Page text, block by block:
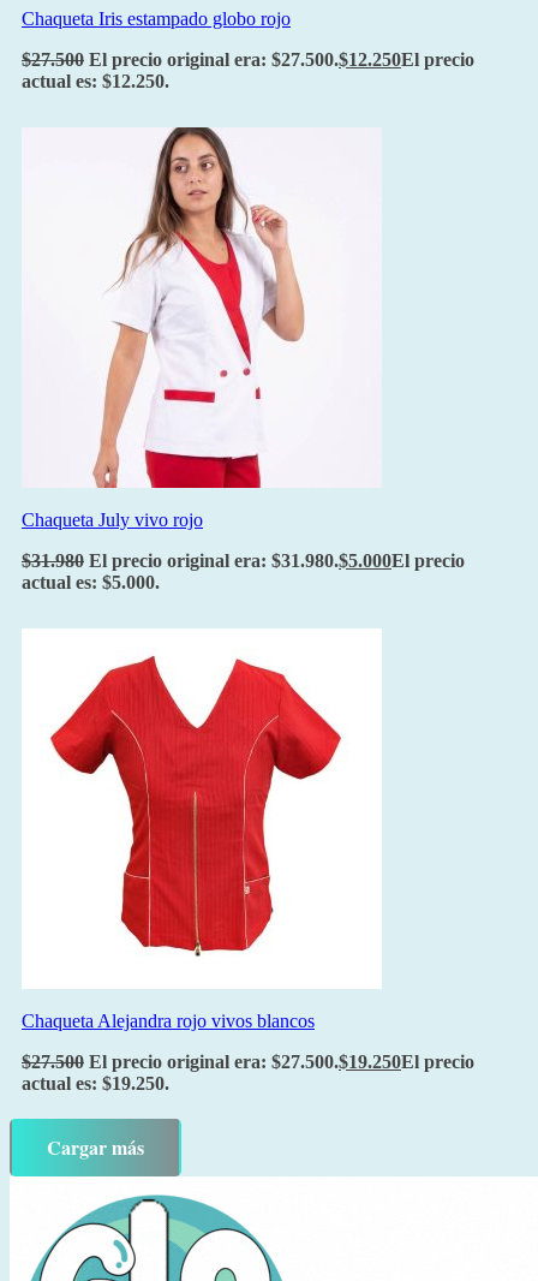
Chaqueta Iris estampado globo rojo
$27.500 El precio original era: $27.500.$12.250El precio
actual es: $12.250.
Chaqueta July vivo rojo
$31.980 El precio original era: $31.980.$5.000El precio
actual es: $5.000.
Chaqueta Alejandra rojo vivos blancos
$27.500 El precio original era: $27.500.$19.250El precio
actual es: $19.250.
Cargar más